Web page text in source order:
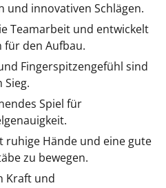
und innovativen Schlägen.
Teamarbeit und entwickelt
für den Aufbau.
Fingerspitzengefühl sind
Sieg.
Spiel für
ruhige Hände und eine gute
zu bewegen.
Kraft und